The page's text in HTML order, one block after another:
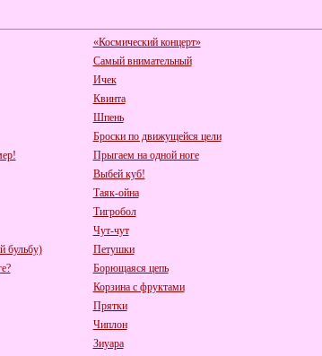
«Космический концерт»
Самый внимательный
Ичек
Квинта
Шпень
Броски по движущейся цели
Прыгаем на одной ноге
Выбей куб!
Таяк-ойна
Тигробол
Чут-чут
бульбу)
Петушки
Борющаяся цепь
Корзина с фруктами
Прятки
Чиплон
Зиуара